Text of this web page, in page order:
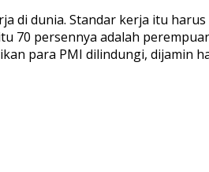
di dunia. Standar kerja itu
70 persennya adalah
para PMI dilindungi, dijamin